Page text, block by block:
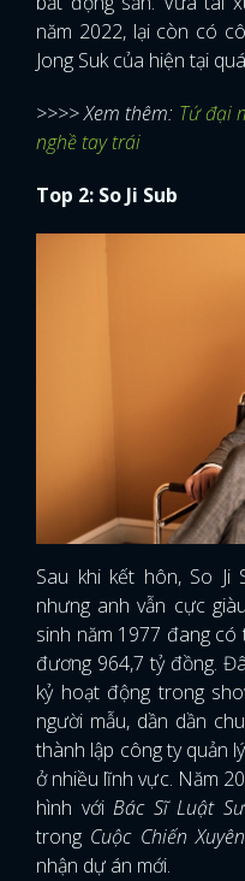
năm 2022, lại còn có
Jong Suk của hiện tại
>>>> Xem thêm: Tứ đại
nghề tay trái
Top 2: So Ji Sub
Sau khi kết hôn, So
nhưng anh vẫn cực
sinh năm 1977 đang
đương 964,7 tỷ đồng.
kỷ hoạt động trong
người mẫu, dần dần
thành lập công ty quản
ở nhiều lĩnh vực. Năm
hình vớiBác Sĩ Luật Sư
trong Cuộc Chiến
nhận dự án mới.